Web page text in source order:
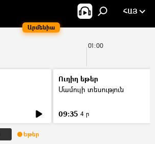
Արմենիա
ՀԱՅ
01:00
Ուղիղ եթեր
Մամուլի տեսություն
09:35 4 ր
Եթեր